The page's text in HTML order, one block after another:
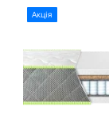
Акція